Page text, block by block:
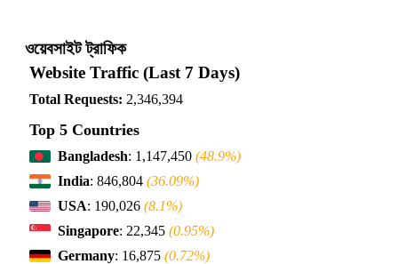
ওয়েবসাইট ট্রাফিক
Website Traffic (Last 7 Days)
Total Requests: 2,346,394
Top 5 Countries
Bangladesh: 1,147,450 (48.9%)
India: 846,804 (36.09%)
USA: 190,026 (8.1%)
Singapore: 22,345 (0.95%)
Germany: 16,875 (0.72%)